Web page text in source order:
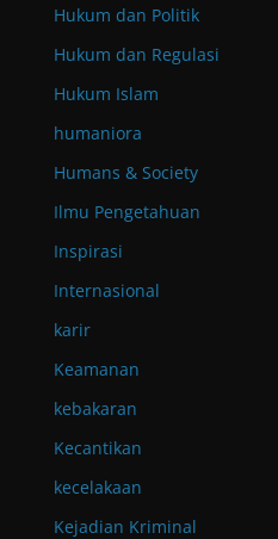
Hukum dan Politik
Hukum dan Regulasi
Hukum Islam
humaniora
Humans & Society
Ilmu Pengetahuan
Inspirasi
Internasional
karir
Keamanan
kebakaran
Kecantikan
kecelakaan
Kejadian Kriminal